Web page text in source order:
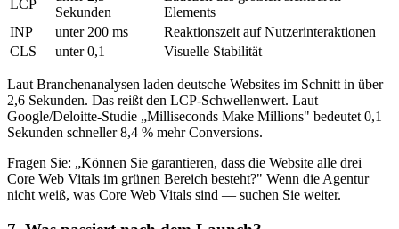
LCP
Sekunden
Elements
INP
unter 200 ms
Reaktionszeit auf Nutzerinteraktionen
CLS
unter 0,1 Visuelle Stabilität
Laut Branchenanalysen laden deutsche Websites im Schnitt in über
2,6 Sekunden. Das reißt den LCP-Schwellenwert. Laut
Google/Deloitte-Studie „Milliseconds Make Millions" bedeutet 0,1
Sekunden schneller 8,4 % mehr Conversions.
Fragen Sie: „Können Sie garantieren, dass die Website alle drei
Core Web Vitals im grünen Bereich besteht?" Wenn die Agentur
nicht weiß, was Core Web Vitals sind — suchen Sie weiter.